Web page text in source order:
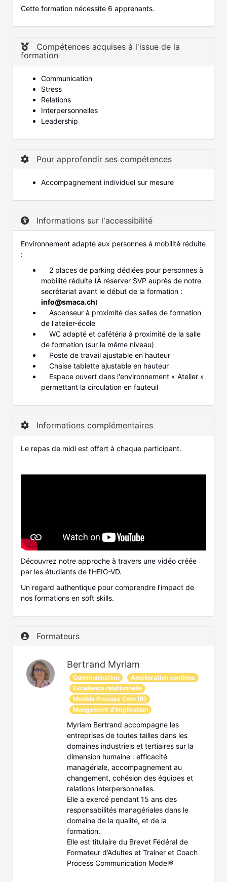
Cette formation nécessite 6 apprenants.
Compétences acquises à l'issue de la
formation
Communication
Stress
Relations
Interpersonnelles
Leadership
Pour approfondir ses compétences
Accompagnement individuel sur mesure
Informations sur l'accessibilité
Environnement adapté aux personnes à mobilité réduite
:
2 places de parking dédiées pour personnes à
mobilité réduite (À réserver SVP auprès de notre
secrétariat avant le début de la formation :
info@smaca.ch)
Ascenseur à proximité des salles de formation
de l'atelier-école
WC adapté et cafétéria à proximité de la salle
de formation (sur le même niveau)
Poste de travail ajustable en hauteur
Chaise tablette ajustable en hauteur
Espace ouvert dans l'environnement « Atelier »
permettant la circulation en fauteuil
Informations complémentaires
Le repas de midi est offert à chaque participant.
Découvrez notre approche à travers une vidéo créée
par les étudiants de l’HEIG-VD.
Un regard authentique pour comprendre l’impact de
nos formations en soft skills.
Formateurs
Bertrand Myriam
Communication
Amélioration continue
Excellence relationnelle
Modèle Process Com (R)
Mangement d'implication
Myriam Bertrand accompagne les
entreprises de toutes tailles dans les
domaines industriels et tertiaires sur la
dimension humaine : efficacité
managériale, accompagnement au
changement, cohésion des équipes et
relations interpersonnelles.
Elle a exercé pendant 15 ans des
responsabilités managériales dans le
domaine de la qualité, et de la
formation.
Elle est titulaire du Brevet Fédéral de
Formateur d’Adultes et Trainer et Coach
Process Communication Model®